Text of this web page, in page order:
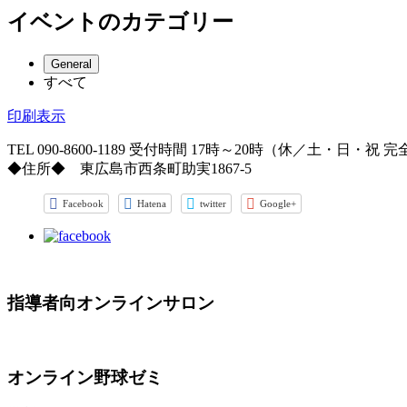
日 日 日
日 日 日 日
月
24
月
25 26
月
27 28 29
月
30
8
月
日
月
9
月
日
月
日
月
日
9
月
9
月
イベントのカテゴリー
General
すべて
印刷表示
TEL 090-8600-1189 受付時間 17時～20時（休／土・日・祝 完
◆住所◆ 東広島市西条町助実1867-5
Facebook Hatena twitter Google+
指導者向オンラインサロン
オンライン野球ゼミ